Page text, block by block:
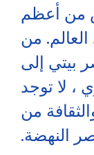
من أعظم
من
بيتي إلى
لا توجد
من
النهضة.